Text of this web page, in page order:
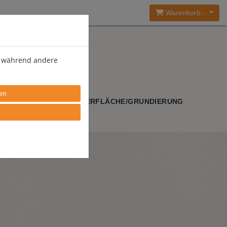
Warenkorb -
WERKZEUGE OBERFLÄCHE/GRUNDIERUNG
andere